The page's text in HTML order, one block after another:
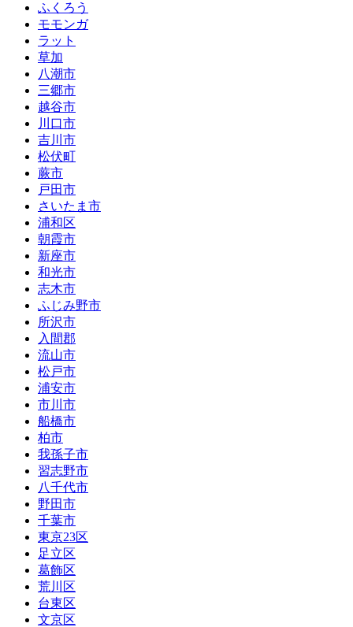
ふくろう
モモンガ
ラット
草加
八潮市
三郷市
越谷市
川口市
吉川市
松伏町
蕨市
戸田市
さいたま市
浦和区
朝霞市
新座市
和光市
志木市
ふじみ野市
所沢市
入間郡
流山市
松戸市
浦安市
市川市
船橋市
柏市
我孫子市
習志野市
八千代市
野田市
千葉市
東京23区
足立区
葛飾区
荒川区
台東区
文京区